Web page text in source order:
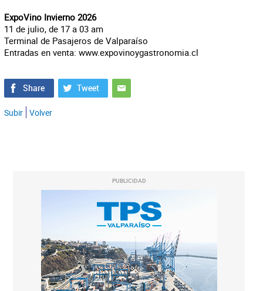
ExpoVino Invierno 2026
11 de julio, de 17 a 03 am
Terminal de Pasajeros de Valparaíso
Entradas en venta: www.expovinoygastronomia.cl
Subir Volver
PUBLICIDAD